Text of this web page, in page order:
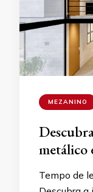
MEZANINO
metálico
Tempo de